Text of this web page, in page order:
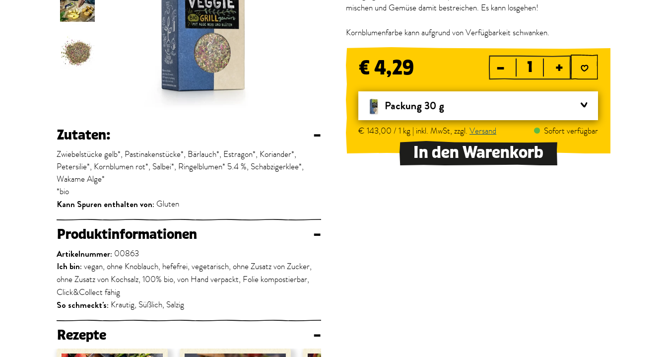
Zutaten: –
Zwiebelstücke gelb*, Pastinakenstücke*, Bärlauch*, Estragon*, Koriander*,
Petersilie*, Kornblumen rot*, Salbei*, Ringelblumen* 5.4 %, Schabzigerklee*,
Wakame Alge*
*bio
Kann Spuren enthalten von: Gluten
Produktinformationen –
Artikelnummer: 00863
Ich bin: vegan, ohne Knoblauch, hefefrei, vegetarisch, ohne Zusatz von Zucker,
ohne Zusatz von Kochsalz, 100% bio, von Hand verpackt, Folie kompostierbar,
Click&Collect fähig
So schmeckt's: Krautig, Süßlich, Salzig
Rezepte –
mischen und Gemüse damit bestreichen. Es kann losgehen!
Kornblumenfarbe kann aufgrund von Verfügbarkeit schwanken.
€ 4,29 – +
Packung 30 g
€ 143,00 / 1 kg | inkl. MwSt, zzgl. Versand Sofort verfügbar
In den Warenkorb